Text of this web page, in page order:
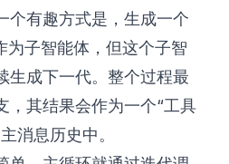
个有趣方式是，生成一个
为子智能体，但这个子智
生成下一代。整个过程最
，其结果会作为一个“工具
消息历史中。